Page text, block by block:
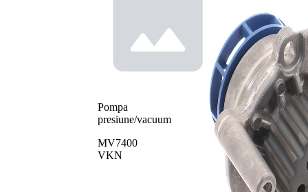
Pompa
presiune/vacuum
MV7400
VKN